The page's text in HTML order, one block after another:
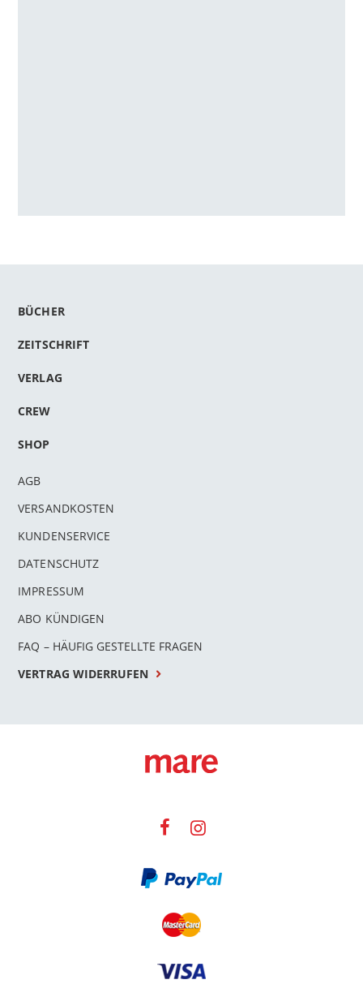
BÜCHER
ZEITSCHRIFT
VERLAG
CREW
SHOP
AGB
VERSANDKOSTEN
KUNDENSERVICE
DATENSCHUTZ
IMPRESSUM
ABO KÜNDIGEN
FAQ – HÄUFIG GESTELLTE FRAGEN
VERTRAG WIDERRUFEN